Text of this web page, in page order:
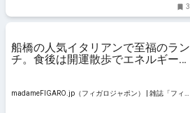
3
船橋の人気イタリアンで至福のラン
チ。食後は開運散歩でエネルギーチ
madameFIGARO.jp（フィガロジャ
madameFIGARO.jp（フィガロジャポン） | 雑誌「フィ